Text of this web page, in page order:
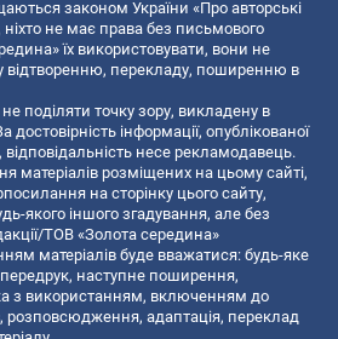
законом України «Про авторські
ніхто не має права без письмового
їх використовувати, вони не
відтворенню, перекладу, поширенню в
поділяти точку зору, викладену в
достовірність інформації, опублікованої
несе рекламодавець.
матеріалів розміщених на цьому сайті,
на сторінку цього сайту,
якого іншого згадування, але без
ТОВ «Золота середина»
матеріалів буде вважатися: будь-яке
наступне поширення,
з використанням, включенням до
розповсюдження, адаптація, переклад